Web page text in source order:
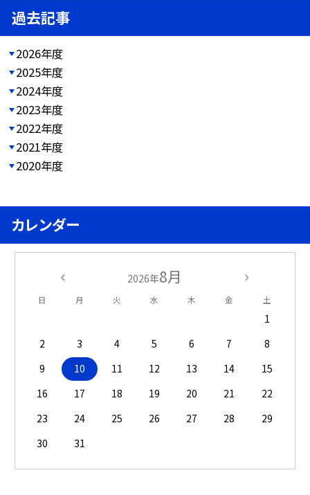
過去記事
2026年度
2025年度
2024年度
2023年度
2022年度
2021年度
2020年度
カレンダー
2026年8月
日 月 火 水 木 金 土
1
2
3 4 5 6 7
8
9
10 11 12 13 14
15
16
17 18 19 20 21
22
23
24 25 26 27 28
29
30
31